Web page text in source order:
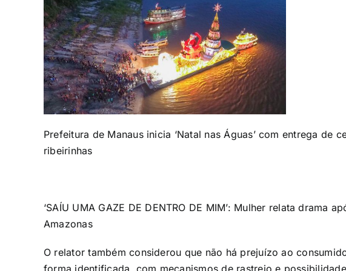
Prefeitura de Manaus inicia ‘Natal nas Águas’ com entrega de
ribeirinhas
‘SAÍU UMA GAZE DE DENTRO DE MIM’: Mulher relata drama
Amazonas
O relator também considerou que não há prejuízo ao